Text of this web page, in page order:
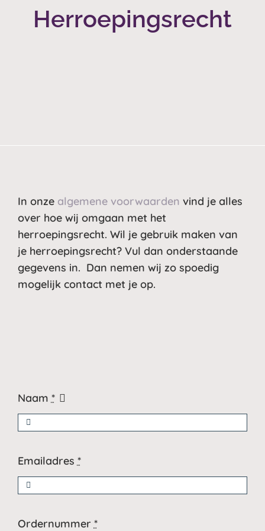
Herroepingsrecht
In onze algemene voorwaarden vind je alles
over hoe wij omgaan met het
herroepingsrecht. Wil je gebruik maken van
je herroepingsrecht? Vul dan onderstaande
gegevens in. Dan nemen wij zo spoedig
mogelijk contact met je op.
Naam *
Emailadres *
Ordernummer *